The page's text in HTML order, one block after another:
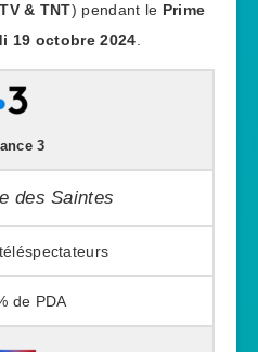
TV & TNT) pendant le Prime
19 octobre 2024
3
des Saintes